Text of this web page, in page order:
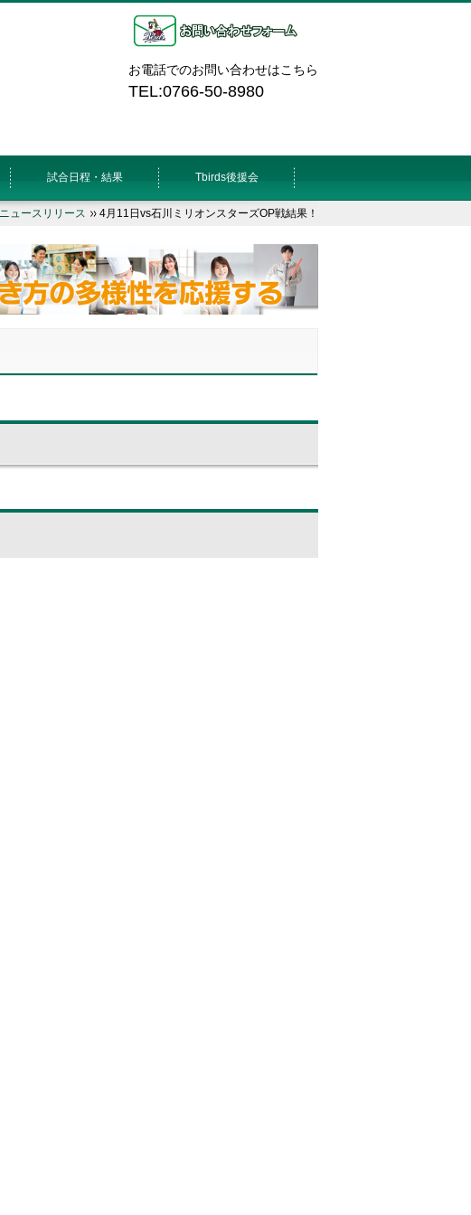
お電話でのお問い合わせはこちら
TEL:0766-50-8980
試合日程・結果 Tbirds後援会
ニュースリリース 4月11日vs石川ミリオンスターズOP戦結果！